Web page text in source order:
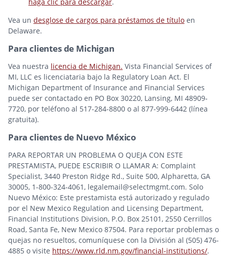
Vea un desglose de cargos para préstamos de título en
Delaware.
Para clientes de Michigan
Vea nuestra licencia de Michigan. Vista Financial Services of
MI, LLC es licenciataria bajo la Regulatory Loan Act. El
Michigan Department of Insurance and Financial Services
puede ser contactado en PO Box 30220, Lansing, MI 48909-
7720, por teléfono al 517-284-8800 o al 877-999-6442 (línea
gratuita).
Para clientes de Nuevo México
PARA REPORTAR UN PROBLEMA O QUEJA CON ESTE
PRESTAMISTA, PUEDE ESCRIBIR O LLAMAR A: Complaint
Specialist, 3440 Preston Ridge Rd., Suite 500, Alpharetta, GA
30005, 1-800-324-4061, legalemail@selectmgmt.com. Solo
Nuevo México: Este prestamista está autorizado y regulado
por el New Mexico Regulation and Licensing Department,
Financial Institutions Division, P.O. Box 25101, 2550 Cerrillos
Road, Santa Fe, New Mexico 87504. Para reportar problemas o
quejas no resueltos, comuníquese con la División al (505) 476-
4885 o visite https://www.rld.nm.gov/financial-institutions/.